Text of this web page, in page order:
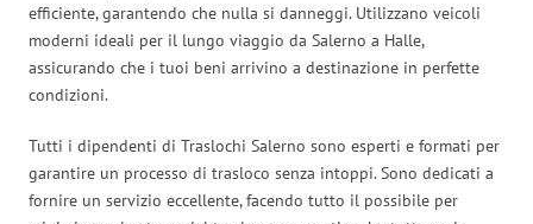
efficiente, garantendo che nulla si danneggi. Utilizzano veicoli
moderni ideali per il lungo viaggio da Salerno a Halle,
assicurando che i tuoi beni arrivino a destinazione in perfette
condizioni.
Tutti i dipendenti di Traslochi Salerno sono esperti e formati per
garantire un processo di trasloco senza intoppi. Sono dedicati a
fornire un servizio eccellente, facendo tutto il possibile per